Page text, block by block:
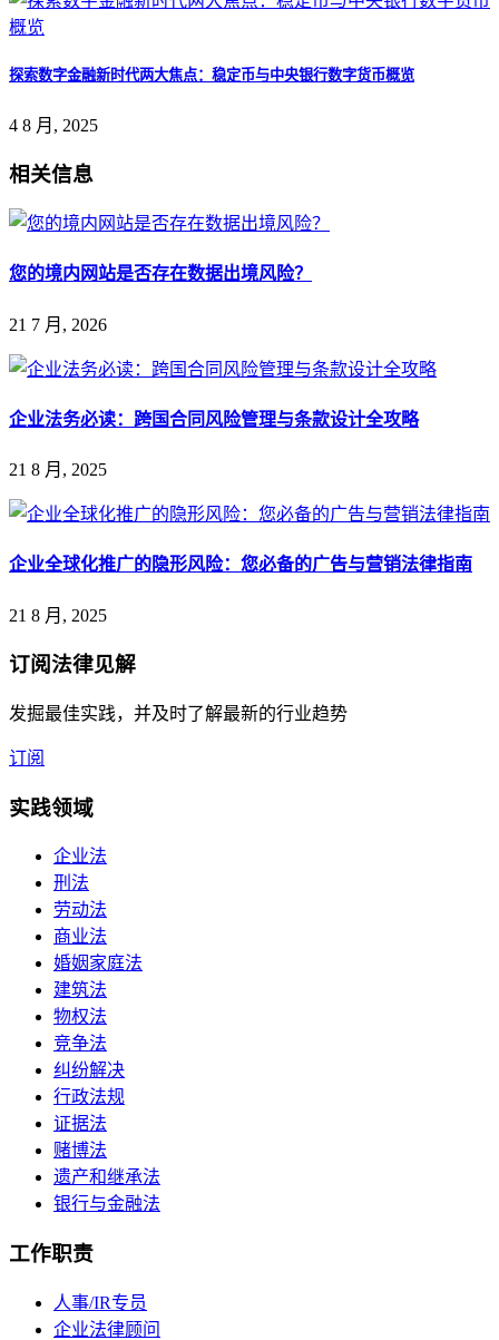
探索数字金融新时代两大焦点：稳定币与中央银行数字货币概览
4 8 月, 2025
相关信息
您的境内网站是否存在数据出境风险？
21 7 月, 2026
企业法务必读：跨国合同风险管理与条款设计全攻略
21 8 月, 2025
企业全球化推广的隐形风险：您必备的广告与营销法律指南
21 8 月, 2025
订阅法律见解
发掘最佳实践，并及时了解最新的行业趋势
订阅
实践领域
企业法
刑法
劳动法
商业法
婚姻家庭法
建筑法
物权法
竞争法
纠纷解决
行政法规
证据法
赌博法
遗产和继承法
银行与金融法
工作职责
人事/IR专员
企业法律顾问